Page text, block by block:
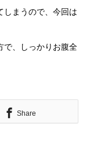
しまうので、今回は
で、しっかりお腹全
Share